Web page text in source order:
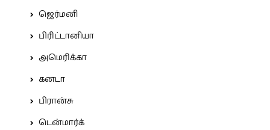
ஜெர்மனி
பிரிட்டானியா
அமெரிக்கா
கனடா
பிரான்சு
டென்மார்க்